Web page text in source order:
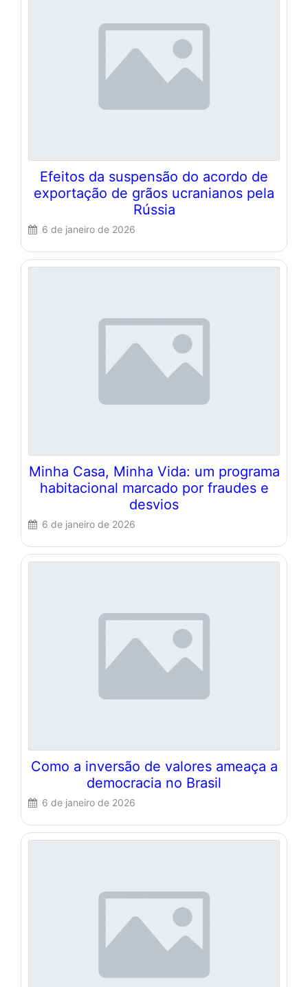
Efeitos da suspensão do acordo de
exportação de grãos ucranianos pela
Rússia
6 de janeiro de 2026
Minha Casa, Minha Vida: um programa
habitacional marcado por fraudes e
desvios
6 de janeiro de 2026
Como a inversão de valores ameaça a
democracia no Brasil
6 de janeiro de 2026